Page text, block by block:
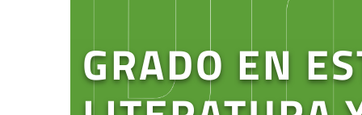
GRADO EN